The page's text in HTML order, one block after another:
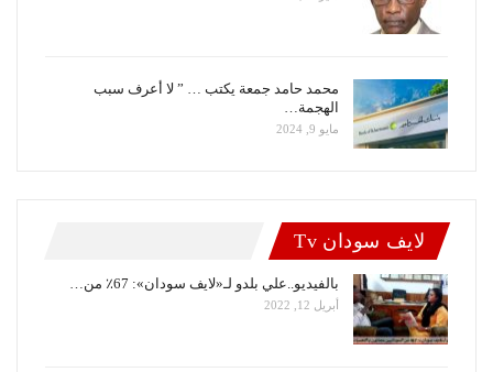
محمد حامد جمعة يكتب … ” لا أعرف سبب
الهجمة…
مايو 9, 2024
لايف سودان Tv
بالفيديو..علي بلدو لـ«لايف سودان»: 67٪ من…
أبريل 12, 2022